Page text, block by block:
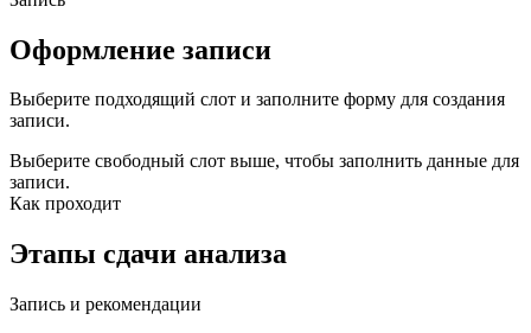
Оформление записи
Выберите подходящий слот и заполните форму для создания
записи.
Выберите свободный слот выше, чтобы заполнить данные для
записи.
Как проходит
Этапы сдачи анализа
Запись и рекомендации